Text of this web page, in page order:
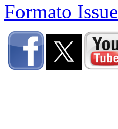
Formato Issue